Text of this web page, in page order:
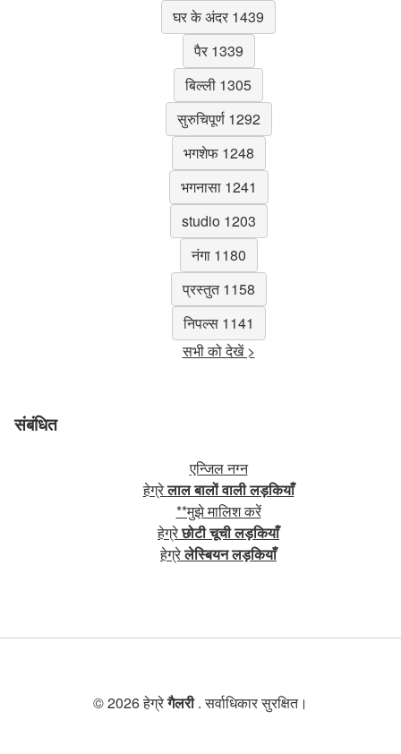
घर के अंदर 1439
पैर 1339
बिल्ली 1305
सुरुचिपूर्ण 1292
भगशेफ 1248
भगनासा 1241
studio 1203
नंगा 1180
प्रस्तुत 1158
निपल्स 1141
सभी को देखें >
संबंधित
एन्जिल नग्न
हेग्रेलाल बालों वाली लड़कियाँ
**मुझे मालिश करें
हेग्रेछोटी चूची लड़कियाँ
हेग्रेलेस्बियन लड़कियाँ
© 2026 हेग्रेगैलरी. सर्वाधिकार सुरक्षित।